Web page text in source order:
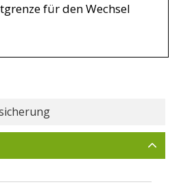
für den Wechsel